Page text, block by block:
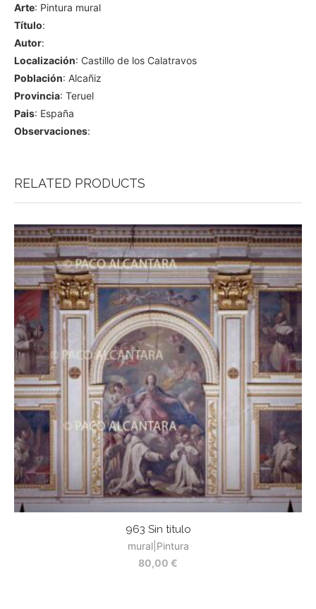
Arte: Pintura mural
Título:
Autor:
Localización: Castillo de los Calatravos
Población: Alcañiz
Provincia: Teruel
Pais: España
Observaciones:
RELATED PRODUCTS
963 Sin titulo
mural|Pintura
80,00 €